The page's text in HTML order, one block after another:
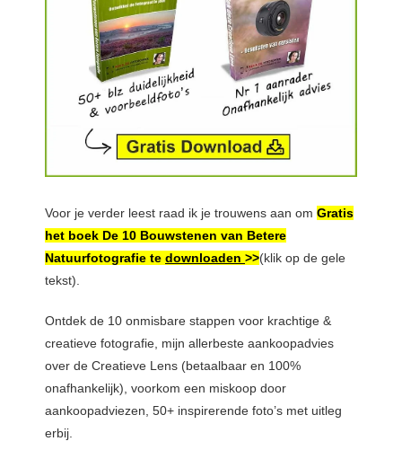
Voor je verder leest raad ik je trouwens aan om Gratis
het boek De 10 Bouwstenen van Betere
Natuurfotografie te downloaden >>(klik op de gele
tekst).
Ontdek de 10 onmisbare stappen voor krachtige &
creatieve fotografie, mijn allerbeste aankoopadvies
over de Creatieve Lens (betaalbaar en 100%
onafhankelijk), voorkom een miskoop door
aankoopadviezen, 50+ inspirerende foto’s met uitleg
erbij.